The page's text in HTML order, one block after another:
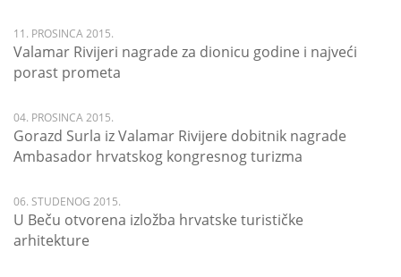
11. PROSINCA 2015.
Valamar Rivijeri nagrade za dionicu godine i najveći
porast prometa
04. PROSINCA 2015.
Gorazd Surla iz Valamar Rivijere dobitnik nagrade
Ambasador hrvatskog kongresnog turizma
06. STUDENOG 2015.
U Beču otvorena izložba hrvatske turističke
arhitekture